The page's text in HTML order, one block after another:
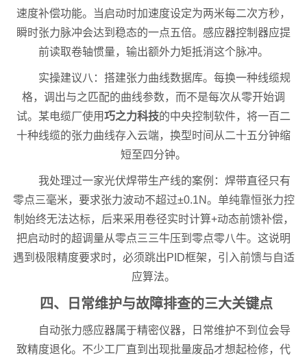
速度补偿功能。当启动时加速度设定为两米每二次方秒，
瞬时张力脉冲会达到稳态的一点五倍。感应器控制器应提
前读取卷轴惯量，输出额外力矩抵消这个脉冲。
实操建议八：搭建张力曲线数据库。每换一种线缆规
格，调出与之匹配的曲线参数，而不是每次从零开始调
试。某电缆厂使用巧之力科技的中央控制软件，将一百二
十种线缆的张力曲线存入云端，换型时间从二十五分钟缩
短至四分钟。
我处理过一家光伏焊带生产线的案例：焊带直径只有
零点三毫米，要求张力波动不超过±0.1N。单纯靠恒张力控
制始终无法达标，后来采用卷径实时计算+动态前馈补偿，
把启动时的超调量从零点三三牛压到零点零八牛。这说明
遇到极限精度要求时，必须跳出PID框架，引入前馈与自适
应算法。
四、日常维护与故障排查的三大关键点
自动张力感应器属于精密仪器，日常维护不到位会导
致精度退化。不少工厂直到出现批量废品才想起检修，代